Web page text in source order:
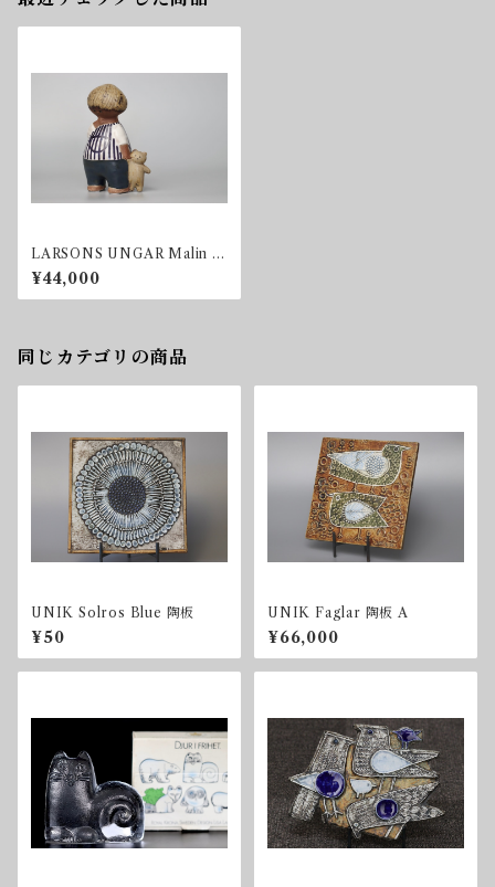
LARSONS UNGAR Malin マ
リン
¥44,000
同じカテゴリの商品
UNIK Solros Blue 陶板
¥50
UNIK Faglar 陶板 A
¥66,000